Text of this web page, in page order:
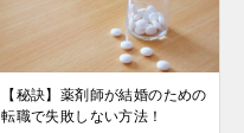
【秘訣】薬剤師が結婚のための
転職で失敗しない方法！